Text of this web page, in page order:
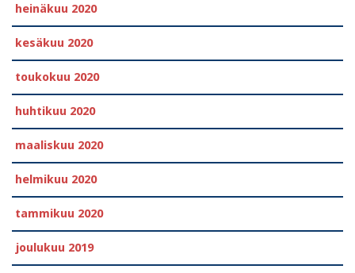
heinäkuu 2020
kesäkuu 2020
toukokuu 2020
huhtikuu 2020
maaliskuu 2020
helmikuu 2020
tammikuu 2020
joulukuu 2019